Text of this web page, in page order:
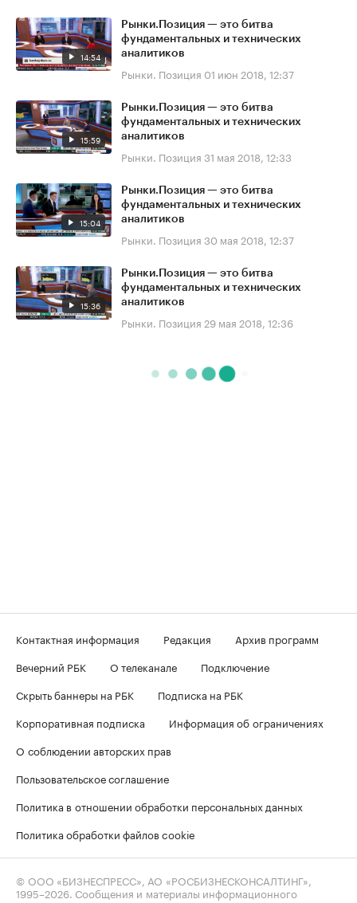
14:54
Рынки.Позиция — это битва
фундаментальных и технических
аналитиков
Рынки. Позиция 01 июн 2018, 12:37
15:59
Рынки.Позиция — это битва
фундаментальных и технических
аналитиков
Рынки. Позиция 31 мая 2018, 12:33
15:04
Рынки.Позиция — это битва
фундаментальных и технических
аналитиков
Рынки. Позиция 30 мая 2018, 12:37
15:36
Рынки.Позиция — это битва
фундаментальных и технических
аналитиков
Рынки. Позиция 29 мая 2018, 12:36
Контактная информация Редакция
Архив программ
Вечерний РБК
О телеканале
Подключение
Скрыть баннеры на РБК
Подписка на РБК
Корпоративная подписка
Информация об ограничениях
О соблюдении авторских прав
Пользовательское соглашение
Политика в отношении обработки персональных данных
Политика обработки файлов cookie
© ООО «БИЗНЕСПРЕСС», АО «РОСБИЗНЕСКОНСАЛТИНГ»,
1995–2026 . Сообщения и материалы информационного